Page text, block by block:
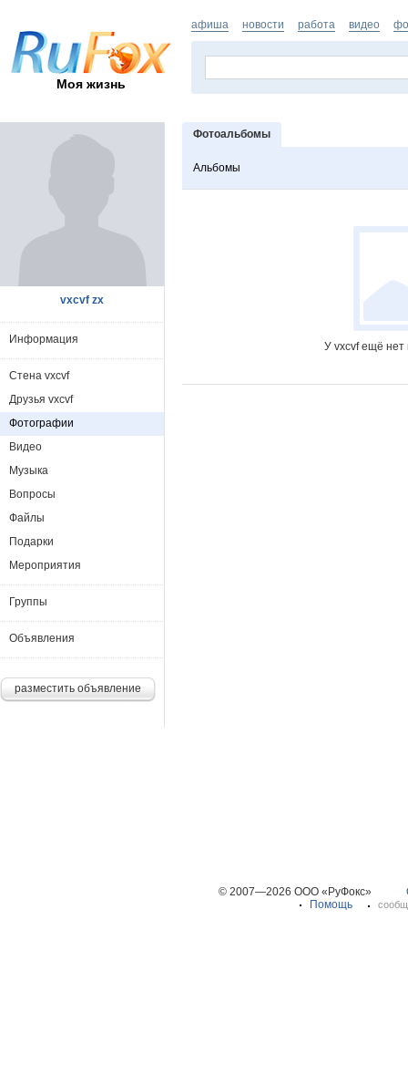
Моя жизнь
афиша новости работа видео
Фотоальбомы
Альбомы
У vxcvf ещё нет
vxcvf zx
Информация
Стена vxcvf
Друзья vxcvf
Фотографии
Видео
Музыка
Вопросы
Файлы
Подарки
Мероприятия
Группы
Объявления
разместить объявление
© 2007—2026 ООО «РуФокс»
Помощь